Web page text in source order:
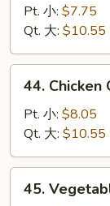
Pork
Chop
Suey
叉
Pt. 小: $7.75
Qt. 大: $10.55
Chicken
Chop
Suey
鸡
什
44. Chicken
Pt. 小: $8.05
Qt. 大: $10.55
Vegetable
45.